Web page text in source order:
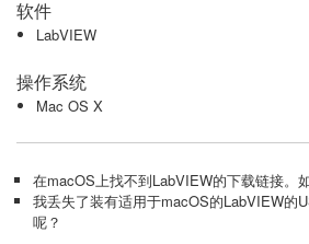
软件
LabVIEW
操作系统
Mac OS X
在macOS上找不到LabVIEW的下载链接。
我丢失了装有适用于macOS的LabVIEW的
呢？